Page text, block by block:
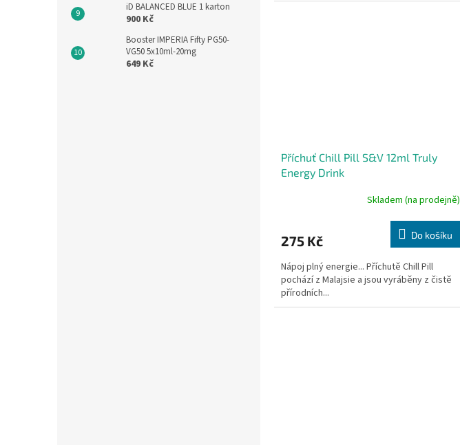
iD BALANCED BLUE 1 karton
900 Kč
Booster IMPERIA Fifty PG50-
VG50 5x10ml-20mg
649 Kč
Příchuť Chill Pill S&V 12ml Truly
Energy Drink
Skladem (na prodejně)
275 Kč Do košíku
Nápoj plný energie... Příchutě Chill Pill
pochází z Malajsie a jsou vyráběny z čistě
přírodních...